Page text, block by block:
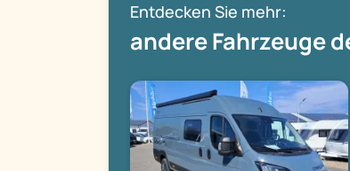
Entdecken Sie mehr:
andere Fahrzeuge